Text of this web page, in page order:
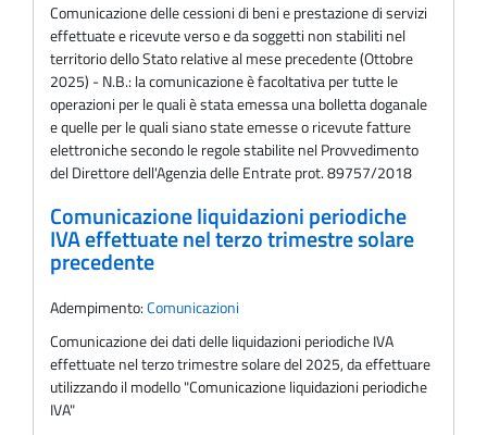
Comunicazione delle cessioni di beni e prestazione di servizi
effettuate e ricevute verso e da soggetti non stabiliti nel
territorio dello Stato relative al mese precedente (Ottobre
2025) - N.B.: la comunicazione è facoltativa per tutte le
operazioni per le quali è stata emessa una bolletta doganale
e quelle per le quali siano state emesse o ricevute fatture
elettroniche secondo le regole stabilite nel Provvedimento
del Direttore dell'Agenzia delle Entrate prot. 89757/2018
Comunicazione liquidazioni periodiche
IVA effettuate nel terzo trimestre solare
precedente
Adempimento:Comunicazioni
Comunicazione dei dati delle liquidazioni periodiche IVA
effettuate nel terzo trimestre solare del 2025, da effettuare
utilizzando il modello "Comunicazione liquidazioni periodiche
IVA"